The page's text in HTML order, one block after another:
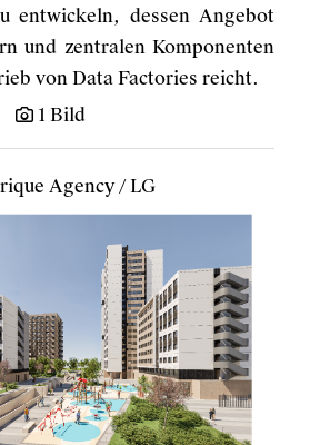
entwickeln, dessen Angebot
und zentralen Komponenten
von Data Factories reicht.
1 Bild
Agency/LG